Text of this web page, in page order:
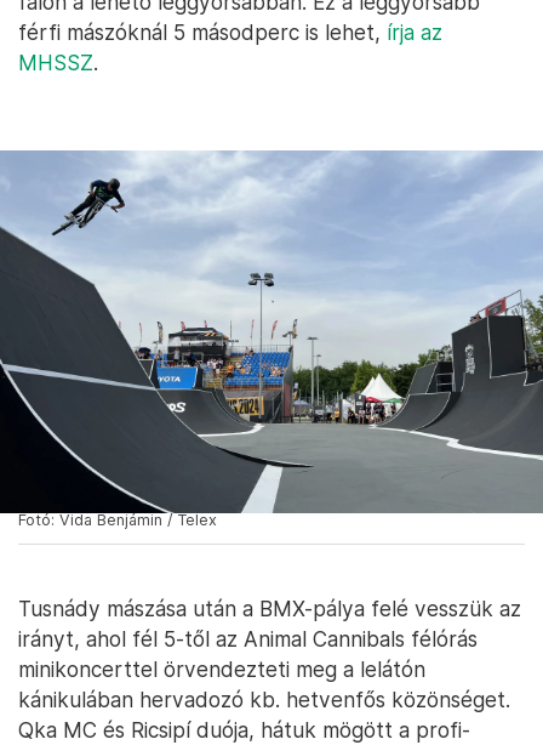
férfi mászóknál 5 másodperc is lehet, írja az
MHSSZ.
Fotó: Vida Benjámin / Telex
Tusnády mászása után a BMX-pálya felé vesszük az
irányt, ahol fél 5-től az Animal Cannibals félórás
minikoncerttel örvendezteti meg a lelátón
kánikulában hervadozó kb. hetvenfős közönséget.
Qka MC és Ricsipí duója, hátuk mögött a profi-